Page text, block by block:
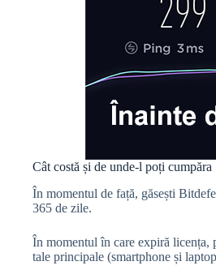
Cât costă și de unde-l poți cumpăra
În momentul de față, găsești
365 de zile.
În momentul în care expiră licența,
tale principale (smartphone și